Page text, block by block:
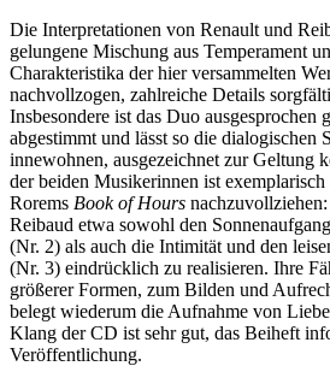
Die Interpretationen von Renault und
gelungene Mischung aus Temperament
Charakteristika der hier versammelten
nachvollzogen, zahlreiche Details
Insbesondere ist das Duo ausgesprochen
abgestimmt und lässt so die dialogischen
innewohnen, ausgezeichnet zur Geltung
der beiden Musikerinnen ist
Rorems Book of Hours
Reibaud etwa sowohl den
(Nr. 2) als auch die Intimität und den
(Nr. 3) eindrücklich zu realisieren. Ihre
größerer Formen, zum Bilden und
belegt wiederum die Aufnahme von
Klang der CD ist sehr gut, das Beiheft
Veröffentlichung.